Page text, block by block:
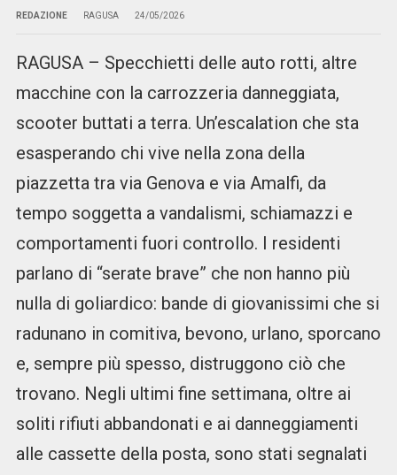
REDAZIONE RAGUSA 24/05/2026
RAGUSA – Specchietti delle auto rotti, altre
macchine con la carrozzeria danneggiata,
scooter buttati a terra. Un’escalation che sta
esasperando chi vive nella zona della
piazzetta tra via Genova e via Amalfi, da
tempo soggetta a vandalismi, schiamazzi e
comportamenti fuori controllo. I residenti
parlano di “serate brave” che non hanno più
nulla di goliardico: bande di giovanissimi che si
radunano in comitiva, bevono, urlano, sporcano
e, sempre più spesso, distruggono ciò che
trovano. Negli ultimi fine settimana, oltre ai
soliti rifiuti abbandonati e ai danneggiamenti
alle cassette della posta, sono stati segnalati